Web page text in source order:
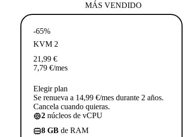
MÁS VENDIDO
-65%
KVM 2
21,99 €
7,79 €/mes
Elegir plan
Se renueva a 14,99 €/mes durante 2 años.
Cancela cuando quieras.
2 núcleos de vCPU
8 GB de RAM